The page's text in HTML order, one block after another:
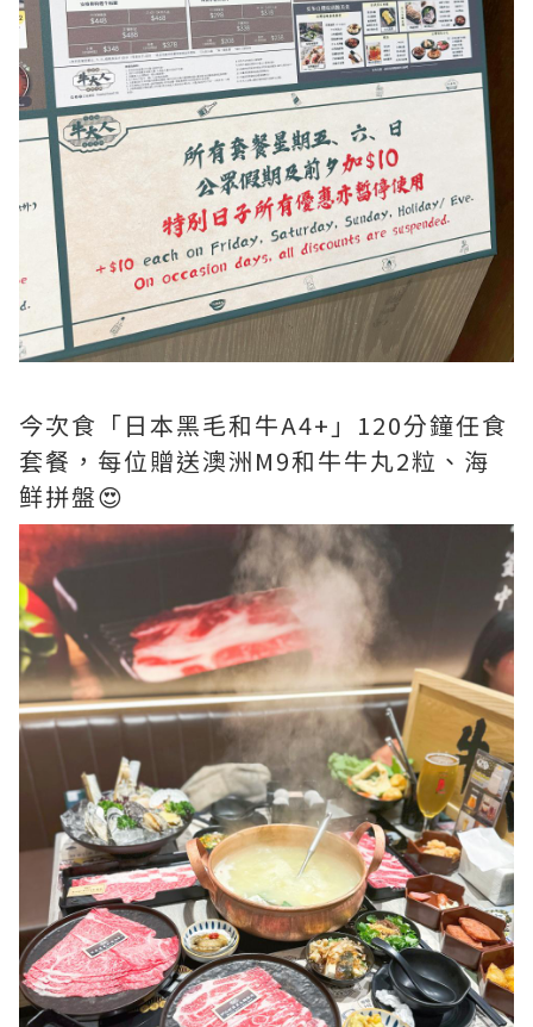
今次食「日本黑毛和牛A4+」120分鐘任食
套餐，每位贈送澳洲M9和牛牛丸2粒、海
鲜拼盤😍